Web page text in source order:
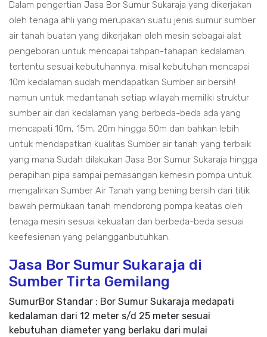
Dalam pengertian Jasa Bor Sumur Sukaraja yang dikerjakan
oleh tenaga ahli yang merupakan suatu jenis sumur sumber
air tanah buatan yang dikerjakan oleh mesin sebagai alat
pengeboran untuk mencapai tahpan-tahapan kedalaman
tertentu sesuai kebutuhannya. misal kebutuhan mencapai
10m kedalaman sudah mendapatkan Sumber air bersih!
namun untuk medantanah setiap wilayah memiliki struktur
sumber air dari kedalaman yang berbeda-beda ada yang
mencapati 10m, 15m, 20m hingga 50m dan bahkan lebih
untuk mendapatkan kualitas Sumber air tanah yang terbaik
yang mana Sudah dilakukan Jasa Bor Sumur Sukaraja hingga
perapihan pipa sampai pemasangan kemesin pompa untuk
mengalirkan Sumber Air Tanah yang bening bersih dari titik
bawah permukaan tanah mendorong pompa keatas oleh
tenaga mesin sesuai kekuatan dan berbeda-beda sesuai
keefesienan yang pelangganbutuhkan.
Jasa Bor Sumur Sukaraja di
Sumber Tirta Gemilang
SumurBor Standar : Bor Sumur Sukaraja medapati
kedalaman dari 12 meter s/d 25 meter sesuai
kebutuhan diameter yang berlaku dari mulai